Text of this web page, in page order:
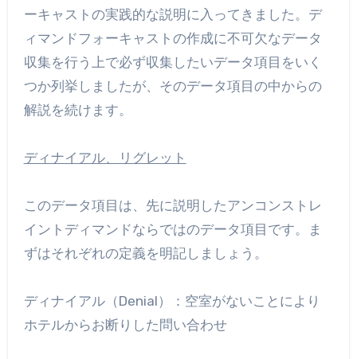
ーキャストの実践的な説明に入ってきました。デ
ィマンドフォーキャストの作成に不可欠なデータ
収集を行う上で必ず収集したいデータ項目をいく
つか列挙しましたが、そのデータ項目の中からの
解説を続けます。
ディナイアル、リグレット
このデータ項目は、先に説明したアンコンストレ
イントディマンドならではのデータ項目です。ま
ずはそれぞれの定義を明記しましょう。
ディナイアル（Denial）：空室がないことにより
ホテルからお断りした問い合わせ